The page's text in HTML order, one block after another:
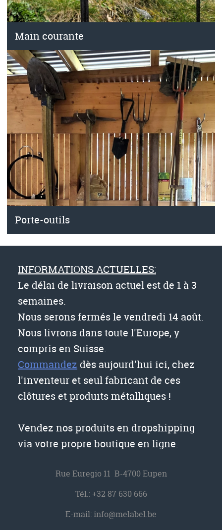
Main courante
Porte-outils
INFORMATIONS ACTUELLES:
Le délai de livraison actuel est de 1 à 3
semaines.
Nous serons fermés le vendredi 14 août.
Nous livrons dans toute l'Europe, y
compris en Suisse.
Commandez dès aujourd'hui ici, chez
l'inventeur et seul fabricant de ces
clôtures et produits métalliques !
Vendez nos produits en dropshipping
via votre propre boutique en ligne.
Rue Euregio 11 B-4700 Eupen
Tél.:+32 87 630 666
E-mail:info@melabel.be